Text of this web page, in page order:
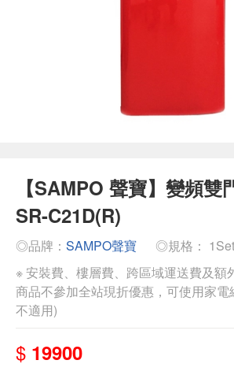
【SAMPO 聲寶】變頻雙
SR-C21D(R)
◎品牌： SAMPO聲寶
◎規格：
※ 安裝費、樓層費、跨區域運送費及額
商品不參加全站現折優惠，可使用家
不適用)
$ 19900